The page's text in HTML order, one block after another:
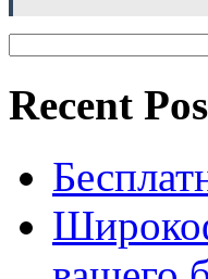
Recent